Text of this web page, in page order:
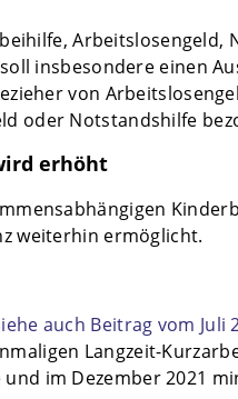
insbesondere einen
von
oder Notstandshilfe
erhöht
weiterhin ermöglicht.
auch Beitrag vom Juli
Langzeit-
im Dezember 2021